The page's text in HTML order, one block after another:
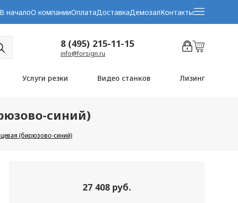
В началоО компанииОплатаДоставкаДемозалКонтакты
8 (495) 215-11-15
info@forsign.ru
Услуги резки Видео станков Лизинг
синий)
(бирюзово-синий)
27 408 руб.